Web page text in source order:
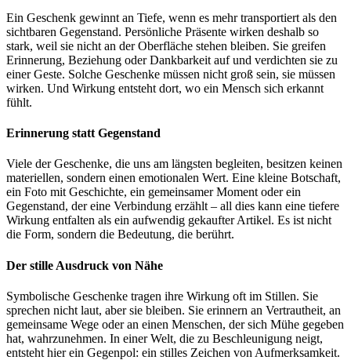
Ein Geschenk gewinnt an Tiefe, wenn es mehr transportiert als den
sichtbaren Gegenstand. Persönliche Präsente wirken deshalb so
stark, weil sie nicht an der Oberfläche stehen bleiben. Sie greifen
Erinnerung, Beziehung oder Dankbarkeit auf und verdichten sie zu
einer Geste. Solche Geschenke müssen nicht groß sein, sie müssen
wirken. Und Wirkung entsteht dort, wo ein Mensch sich erkannt
fühlt.
Erinnerung statt Gegenstand
Viele der Geschenke, die uns am längsten begleiten, besitzen keinen
materiellen, sondern einen emotionalen Wert. Eine kleine Botschaft,
ein Foto mit Geschichte, ein gemeinsamer Moment oder ein
Gegenstand, der eine Verbindung erzählt – all dies kann eine tiefere
Wirkung entfalten als ein aufwendig gekaufter Artikel. Es ist nicht
die Form, sondern die Bedeutung, die berührt.
Der stille Ausdruck von Nähe
Symbolische Geschenke tragen ihre Wirkung oft im Stillen. Sie
sprechen nicht laut, aber sie bleiben. Sie erinnern an Vertrautheit, an
gemeinsame Wege oder an einen Menschen, der sich Mühe gegeben
hat, wahrzunehmen. In einer Welt, die zu Beschleunigung neigt,
entsteht hier ein Gegenpol: ein stilles Zeichen von Aufmerksamkeit.